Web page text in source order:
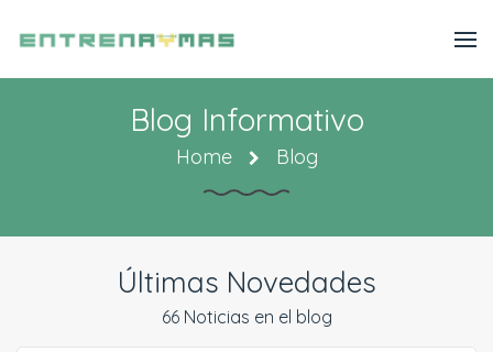
Blog Informativo
Home Blog
Últimas Novedades
66 Noticias en el blog